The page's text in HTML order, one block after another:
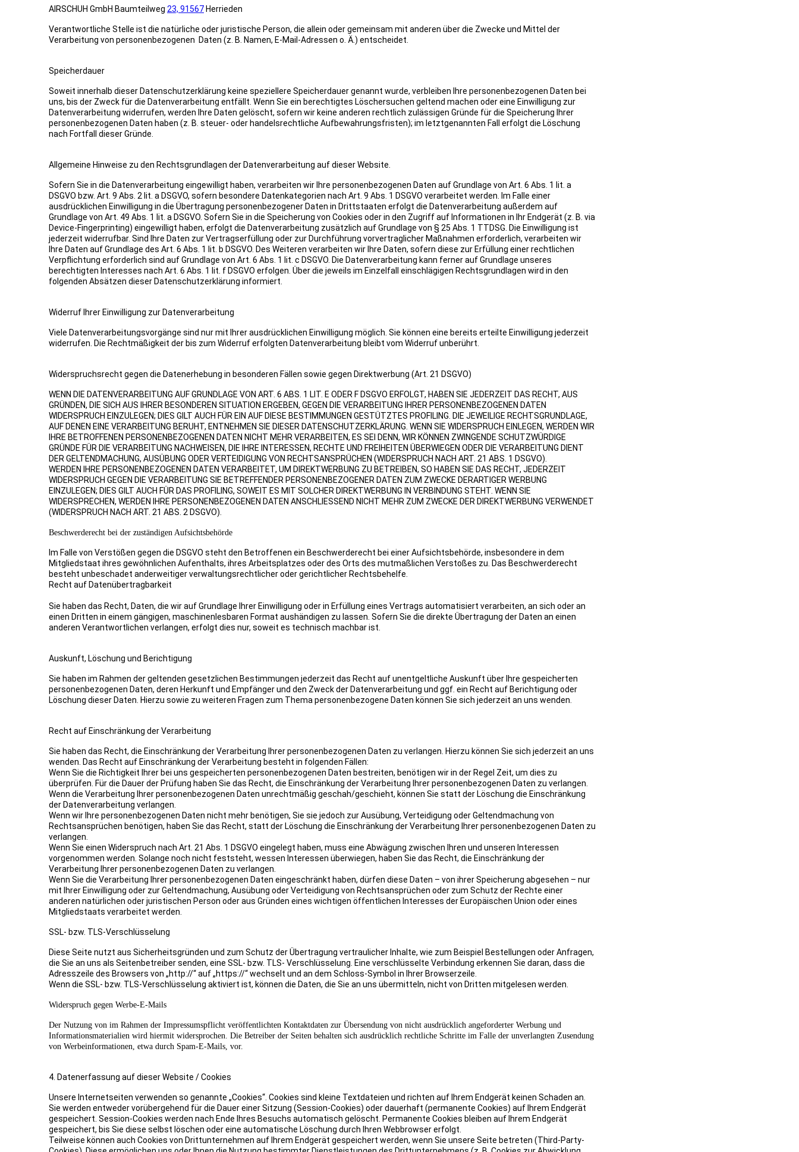
AIRSCHUH GmbH Baumteilweg 23, 91567 Herrieden
Verantwortliche Stelle ist die natürliche oder juristische Person, die allein oder gemeinsam mit anderen über die Zwecke und Mittel der
Verarbeitung von personenbezogenen Daten (z. B. Namen, E-Mail-Adressen o. Ä.) entscheidet.
Speicherdauer
Soweit innerhalb dieser Datenschutzerklärung keine speziellere Speicherdauer genannt wurde, verbleiben Ihre personenbezogenen Daten bei
uns, bis der Zweck für die Datenverarbeitung entfällt. Wenn Sie ein berechtigtes Löschersuchen geltend machen oder eine Einwilligung zur
Datenverarbeitung widerrufen, werden Ihre Daten gelöscht, sofern wir keine anderen rechtlich zulässigen Gründe für die Speicherung Ihrer
personenbezogenen Daten haben (z. B. steuer- oder handelsrechtliche Aufbewahrungsfristen); im letztgenannten Fall erfolgt die Löschung
nach Fortfall dieser Gründe.
Allgemeine Hinweise zu den Rechtsgrundlagen der Datenverarbeitung auf dieser Website.
Sofern Sie in die Datenverarbeitung eingewilligt haben, verarbeiten wir Ihre personenbezogenen Daten auf Grundlage von Art. 6 Abs. 1 lit. a
DSGVO bzw. Art. 9 Abs. 2 lit. a DSGVO, sofern besondere Datenkategorien nach Art. 9 Abs. 1 DSGVO verarbeitet werden. Im Falle einer
ausdrücklichen Einwilligung in die Übertragung personenbezogener Daten in Drittstaaten erfolgt die Datenverarbeitung außerdem auf
Grundlage von Art. 49 Abs. 1 lit. a DSGVO. Sofern Sie in die Speicherung von Cookies oder in den Zugriff auf Informationen in Ihr Endgerät (z. B. via
Device-Fingerprinting) eingewilligt haben, erfolgt die Datenverarbeitung zusätzlich auf Grundlage von § 25 Abs. 1 TTDSG. Die Einwilligung ist
jederzeit widerrufbar. Sind Ihre Daten zur Vertragserfüllung oder zur Durchführung vorvertraglicher Maßnahmen erforderlich, verarbeiten wir
Ihre Daten auf Grundlage des Art. 6 Abs. 1 lit. b DSGVO. Des Weiteren verarbeiten wir Ihre Daten, sofern diese zur Erfüllung einer rechtlichen
Verpflichtung erforderlich sind auf Grundlage von Art. 6 Abs. 1 lit. c DSGVO. Die Datenverarbeitung kann ferner auf Grundlage unseres
berechtigten Interesses nach Art. 6 Abs. 1 lit. f DSGVO erfolgen. Über die jeweils im Einzelfall einschlägigen Rechtsgrundlagen wird in den
folgenden Absätzen dieser Datenschutzerklärung informiert.
Widerruf Ihrer Einwilligung zur Datenverarbeitung
Viele Datenverarbeitungsvorgänge sind nur mit Ihrer ausdrücklichen Einwilligung möglich. Sie können eine bereits erteilte Einwilligung jederzeit
widerrufen. Die Rechtmäßigkeit der bis zum Widerruf erfolgten Datenverarbeitung bleibt vom Widerruf unberührt.
Widerspruchsrecht gegen die Datenerhebung in besonderen Fällen sowie gegen Direktwerbung (Art. 21 DSGVO)
WENN DIE DATENVERARBEITUNG AUF GRUNDLAGE VON ART. 6 ABS. 1 LIT. E ODER F DSGVO ERFOLGT, HABEN SIE JEDERZEIT DAS RECHT, AUS
GRÜNDEN, DIE SICH AUS IHRER BESONDEREN SITUATION ERGEBEN, GEGEN DIE VERARBEITUNG IHRER PERSONENBEZOGENEN DATEN
WIDERSPRUCH EINZULEGEN; DIES GILT AUCH FÜR EIN AUF DIESE BESTIMMUNGEN GESTÜTZTES PROFILING. DIE JEWEILIGE RECHTSGRUNDLAGE,
AUF DENEN EINE VERARBEITUNG BERUHT, ENTNEHMEN SIE DIESER DATENSCHUTZERKLÄRUNG. WENN SIE WIDERSPRUCH EINLEGEN, WERDEN WIR
IHRE BETROFFENEN PERSONENBEZOGENEN DATEN NICHT MEHR VERARBEITEN, ES SEI DENN, WIR KÖNNEN ZWINGENDE SCHUTZWÜRDIGE
GRÜNDE FÜR DIE VERARBEITUNG NACHWEISEN, DIE IHRE INTERESSEN, RECHTE UND FREIHEITEN ÜBERWIEGEN ODER DIE VERARBEITUNG DIENT
DER GELTENDMACHUNG, AUSÜBUNG ODER VERTEIDIGUNG VON RECHTSANSPRÜCHEN (WIDERSPRUCH NACH ART. 21 ABS. 1 DSGVO).
WERDEN IHRE PERSONENBEZOGENEN DATEN VERARBEITET, UM DIREKTWERBUNG ZU BETREIBEN, SO HABEN SIE DAS RECHT, JEDERZEIT
WIDERSPRUCH GEGEN DIE VERARBEITUNG SIE BETREFFENDER PERSONENBEZOGENER DATEN ZUM ZWECKE DERARTIGER WERBUNG
EINZULEGEN; DIES GILT AUCH FÜR DAS PROFILING, SOWEIT ES MIT SOLCHER DIREKTWERBUNG IN VERBINDUNG STEHT. WENN SIE
WIDERSPRECHEN, WERDEN IHRE PERSONENBEZOGENEN DATEN ANSCHLIESSEND NICHT MEHR ZUM ZWECKE DER DIREKTWERBUNG VERWENDET
(WIDERSPRUCH NACH ART. 21 ABS. 2 DSGVO).
Beschwerderecht bei der zuständigen Aufsichtsbehörde
Im Falle von Verstößen gegen die DSGVO steht den Betroffenen ein Beschwerderecht bei einer Aufsichtsbehörde, insbesondere in dem
Mitgliedstaat ihres gewöhnlichen Aufenthalts, ihres Arbeitsplatzes oder des Orts des mutmaßlichen Verstoßes zu. Das Beschwerderecht
besteht unbeschadet anderweitiger verwaltungsrechtlicher oder gerichtlicher Rechtsbehelfe.
Recht auf Datenübertragbarkeit
Sie haben das Recht, Daten, die wir auf Grundlage Ihrer Einwilligung oder in Erfüllung eines Vertrags automatisiert verarbeiten, an sich oder an
einen Dritten in einem gängigen, maschinenlesbaren Format aushändigen zu lassen. Sofern Sie die direkte Übertragung der Daten an einen
anderen Verantwortlichen verlangen, erfolgt dies nur, soweit es technisch machbar ist.
Auskunft, Löschung und Berichtigung
Sie haben im Rahmen der geltenden gesetzlichen Bestimmungen jederzeit das Recht auf unentgeltliche Auskunft über Ihre gespeicherten
personenbezogenen Daten, deren Herkunft und Empfänger und den Zweck der Datenverarbeitung und ggf. ein Recht auf Berichtigung oder
Löschung dieser Daten. Hierzu sowie zu weiteren Fragen zum Thema personenbezogene Daten können Sie sich jederzeit an uns wenden.
Recht auf Einschränkung der Verarbeitung
Sie haben das Recht, die Einschränkung der Verarbeitung Ihrer personenbezogenen Daten zu verlangen. Hierzu können Sie sich jederzeit an uns
wenden. Das Recht auf Einschränkung der Verarbeitung besteht in folgenden Fällen:
Wenn Sie die Richtigkeit Ihrer bei uns gespeicherten personenbezogenen Daten bestreiten, benötigen wir in der Regel Zeit, um dies zu
überprüfen. Für die Dauer der Prüfung haben Sie das Recht, die Einschränkung der Verarbeitung Ihrer personenbezogenen Daten zu verlangen.
Wenn die Verarbeitung Ihrer personenbezogenen Daten unrechtmäßig geschah/geschieht, können Sie statt der Löschung die Einschränkung
der Datenverarbeitung verlangen.
Wenn wir Ihre personenbezogenen Daten nicht mehr benötigen, Sie sie jedoch zur Ausübung, Verteidigung oder Geltendmachung von
Rechtsansprüchen benötigen, haben Sie das Recht, statt der Löschung die Einschränkung der Verarbeitung Ihrer personenbezogenen Daten zu
verlangen.
Wenn Sie einen Widerspruch nach Art. 21 Abs. 1 DSGVO eingelegt haben, muss eine Abwägung zwischen Ihren und unseren Interessen
vorgenommen werden. Solange noch nicht feststeht, wessen Interessen überwiegen, haben Sie das Recht, die Einschränkung der
Verarbeitung Ihrer personenbezogenen Daten zu verlangen.
Wenn Sie die Verarbeitung Ihrer personenbezogenen Daten eingeschränkt haben, dürfen diese Daten – von ihrer Speicherung abgesehen – nur
mit Ihrer Einwilligung oder zur Geltendmachung, Ausübung oder Verteidigung von Rechtsansprüchen oder zum Schutz der Rechte einer
anderen natürlichen oder juristischen Person oder aus Gründen eines wichtigen öffentlichen Interesses der Europäischen Union oder eines
Mitgliedstaats verarbeitet werden.
SSL- bzw. TLS-Verschlüsselung
Diese Seite nutzt aus Sicherheitsgründen und zum Schutz der Übertragung vertraulicher Inhalte, wie zum Beispiel Bestellungen oder Anfragen,
die Sie an uns als Seitenbetreiber senden, eine SSL- bzw. TLS- Verschlüsselung. Eine verschlüsselte Verbindung erkennen Sie daran, dass die
Adresszeile des Browsers von „http://“ auf „https://“ wechselt und an dem Schloss-Symbol in Ihrer Browserzeile.
Wenn die SSL- bzw. TLS-Verschlüsselung aktiviert ist, können die Daten, die Sie an uns übermitteln, nicht von Dritten mitgelesen werden.
Widerspruch gegen Werbe-E-Mails
Der Nutzung von im Rahmen der Impressumspflicht veröffentlichten Kontaktdaten zur Übersendung von nicht ausdrücklich angeforderter Werbung und
Informationsmaterialien wird hiermit widersprochen. Die Betreiber der Seiten behalten sich ausdrücklich rechtliche Schritte im Falle der unverlangten Zusendung
von Werbeinformationen, etwa durch Spam-E-Mails, vor.
4. Datenerfassung auf dieser Website / Cookies
Unsere Internetseiten verwenden so genannte „Cookies“. Cookies sind kleine Textdateien und richten auf Ihrem Endgerät keinen Schaden an.
Sie werden entweder vorübergehend für die Dauer einer Sitzung (Session-Cookies) oder dauerhaft (permanente Cookies) auf Ihrem Endgerät
gespeichert. Session-Cookies werden nach Ende Ihres Besuchs automatisch gelöscht. Permanente Cookies bleiben auf Ihrem Endgerät
gespeichert, bis Sie diese selbst löschen oder eine automatische Löschung durch Ihren Webbrowser erfolgt.
Teilweise können auch Cookies von Drittunternehmen auf Ihrem Endgerät gespeichert werden, wenn Sie unsere Seite betreten (Third-Party-